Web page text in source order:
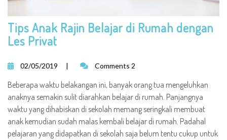
Tips Anak Rajin Belajar di Rumah dengan
Les Privat
02/05/2019 | Comments 2
Beberapa waktu belakangan ini, banyak orang tua mengeluhkan
anaknya semakin sulit diarahkan belajar di rumah. Panjangnya
waktu yang dihabiskan di sekolah memang seringkali membuat
anak kemudian sudah malas kembali belajar di rumah. Padahal
pelajaran yang didapatkan di sekolah saja belum tentu cukup untuk